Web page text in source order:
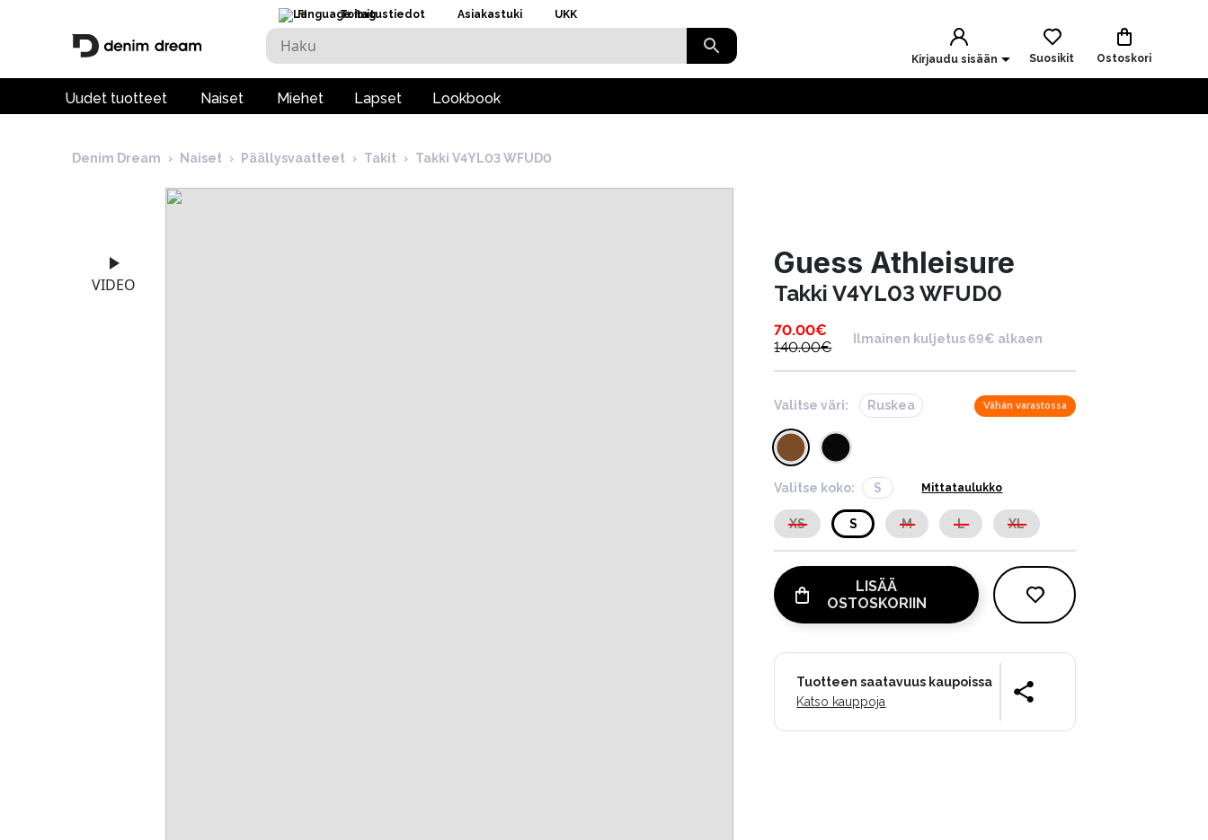
FI Toimitustiedot Asiakastuki UKK
Kirjaudu sisään Suosikit Ostoskori
Uudet tuotteet Naiset Miehet Lapset Lookbook
Denim Dream › Naiset › Päällysvaatteet › Takit › Takki V4YL03 WFUD0
VIDEO
Guess Athleisure
Takki V4YL03 WFUD0
70.00€
140.00€
Ilmainen kuljetus 69€ alkaen
Valitse väri: Ruskea Vähän varastossa
Valitse koko: S Mittataulukko
XS S M L XL
LISÄÄ
OSTOSKORIIN
Tuotteen saatavuus kaupoissa
Katso kauppoja